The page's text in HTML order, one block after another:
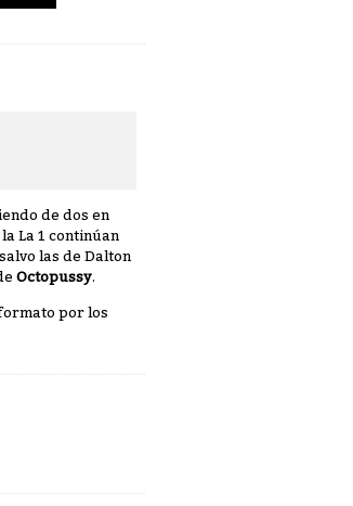
de dos en
La 1 continúan
las de Dalton
Octopussy.
por los